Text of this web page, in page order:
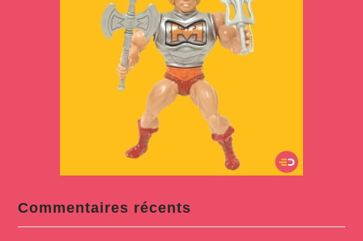
Commentaires récents